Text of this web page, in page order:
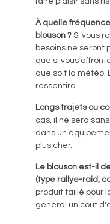
À quelle
blouson ? Si vous
besoins ne seront
que si vous
que soit la météo.
ressentira.
Longs trajets ou
cas, il ne sera
dans un
plus cher.
Le blouson est-il
(type rallye-raid,
produit taillé pour
général un coût